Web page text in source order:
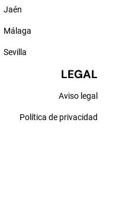
Jaén
Málaga
Sevilla
LEGAL
Aviso legal
Política de privacidad